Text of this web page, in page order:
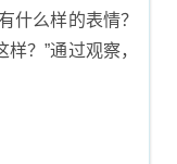
什么样的表情？
？”通过观察，